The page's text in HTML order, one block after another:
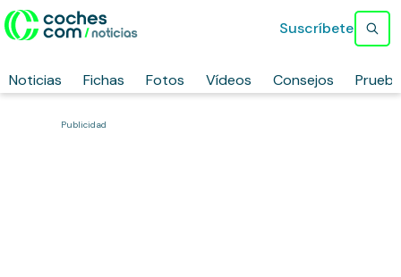
Noticias Fichas Fotos Vídeos Consejos
Suscríbete
Publicidad